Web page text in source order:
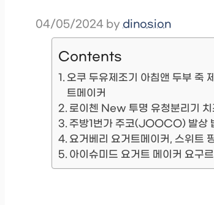
04/05/2024 by dinosion
Contents
오쿠 두유제조기 아침앤 두부
트메이커
로이첸 New 투명 유청분리기
주방1번가 주코(JOOCO) 발상
요거베리 요거트메이커, 스위트
아이슈미드 요거트 메이커 요구